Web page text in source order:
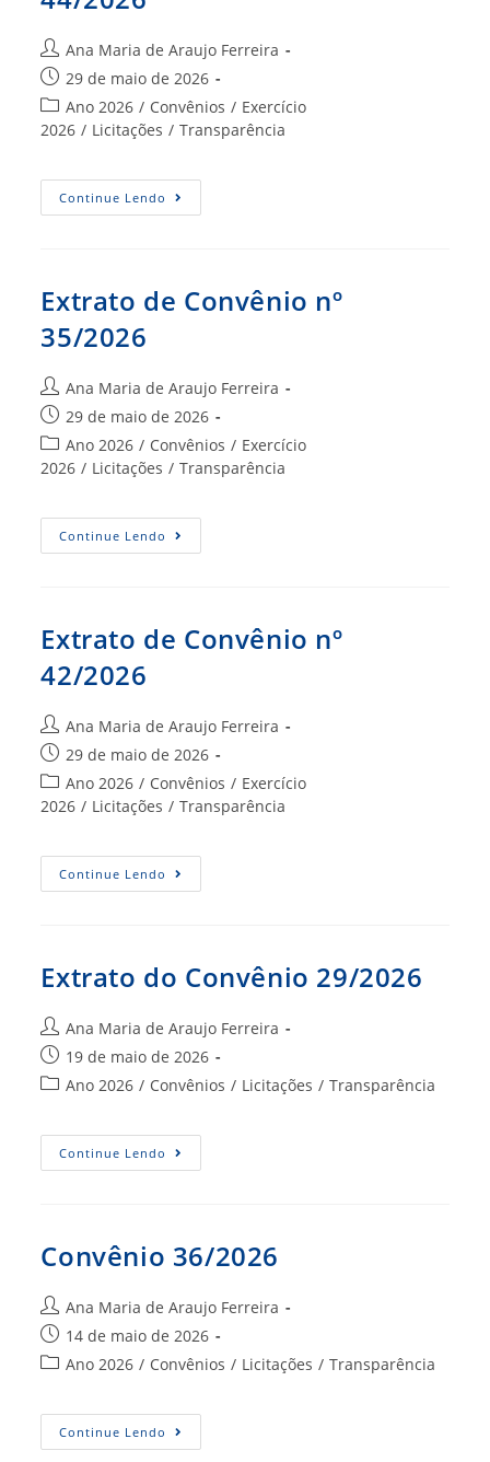
Autor
do
post:
Ana Maria de Araujo Ferreira
Post
publicado:
29 de maio de 2026
Categoria
do
Ano 2026 / Convênios / Exercício
2026 / Licitações / Transparência
Continue Lendo Extrato
De
Extrato de Convênio nº
35/2026
Autor
do
post:
Ana Maria de Araujo Ferreira
Post
publicado:
29 de maio de 2026
Categoria
do
Ano 2026 / Convênios / Exercício
2026 / Licitações / Transparência
Continue Lendo Extrato
De
Extrato de Convênio nº
42/2026
Autor
do
post:
Ana Maria de Araujo Ferreira
Post
publicado:
29 de maio de 2026
Categoria
do
Ano 2026 / Convênios / Exercício
2026 / Licitações / Transparência
Continue Lendo Extrato
De
Extrato do Convênio 29/2026
Autor
do
post:
Ana Maria de Araujo Ferreira
Post
publicado:
19 de maio de 2026
Categoria
post:
Ano 2026 / Convênios / Licitações / Transparência
Continue Lendo Extrato
Do
Convênio 36/2026
Autor
do
post:
Ana Maria de Araujo Ferreira
Post
publicado:
14 de maio de 2026
Categoria
post:
Ano 2026 / Convênios / Licitações / Transparência
Continue Lendo Convênio
36/2026